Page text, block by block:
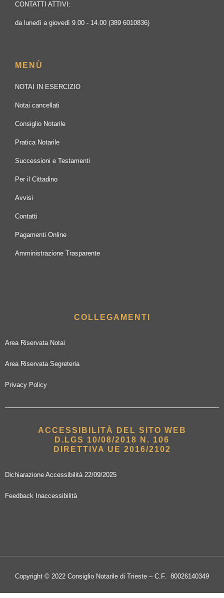
CONTATTI ATTIVI:
da lunedì a giovedì 9.00 - 14.00 (389 6010836)
MENÙ
NOTAI IN ESERCIZIO
Notai cancellati
Consiglio Notarile
Pratica Notarile
Successioni e Testamenti
Per il Cittadino
Avvisi
Contatti
Pagamenti Online
Amministrazione Trasparente
COLLEGAMENTI
Area Riservata Notai
Area Riservata Segreteria
Privacy Policy
ACCESSIBILITÀ DEL SITO WEB
D.LGS 10/08/2018 N. 106
DIRETTIVA UE 2016/2102
Dichiarazione Accessibilità 22/09/2025
Feedback Inaccessibilità
Copyright © 2022 Consiglio Notarile di Trieste – C.F. 80026140349